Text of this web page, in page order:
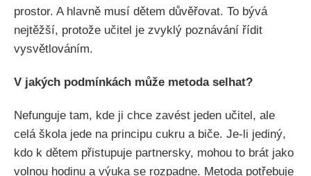
prostor. A hlavně musí dětem důvěřovat. To bývá
nejtěžší, protože učitel je zvyklý poznávání řídit
vysvětlováním.
V jakých podmínkách může metoda selhat?
Nefunguje tam, kde ji chce zavést jeden učitel, ale
celá škola jede na principu cukru a biče. Je-li jediný,
kdo k dětem přistupuje partnersky, mohou to brát jako
volnou hodinu a výuka se rozpadne. Metoda potřebuje